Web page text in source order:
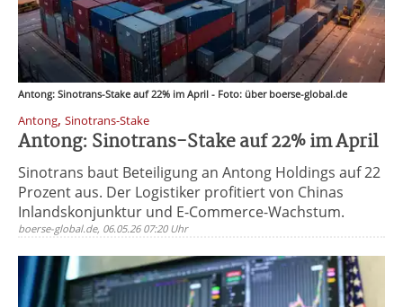
Antong: Sinotrans-Stake auf 22% im April - Foto: über boerse-global.de
Antong, Sinotrans-Stake
Antong: Sinotrans-Stake auf 22% im April
Sinotrans baut Beteiligung an Antong Holdings auf 22
Prozent aus. Der Logistiker profitiert von Chinas
Inlandskonjunktur und E-Commerce-Wachstum.
boerse-global.de, 06.05.26 07:20 Uhr